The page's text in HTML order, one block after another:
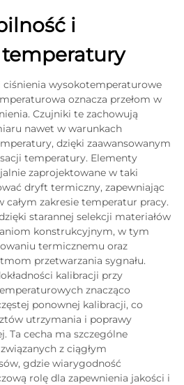
i
temperatury
wysokotemperaturowe
oznacza przełom w
Czujniki te zachowują
nawet w warunkach
dzięki zaawansowanym
temperatury. Elementy
zaprojektowane w taki
dryft termiczny, zapewniając
całym zakresie temperatur pracy.
starannej selekcji materiałów
konstrukcyjnym, w tym
termicznemu oraz
przetwarzania sygnału.
kalibracji przy
znacząco
ponownej kalibracji, co
utrzymania i poprawy
Ta cecha ma szczególne
z ciągłym
gdzie wiarygodność
rolę dla zapewnienia jakości i